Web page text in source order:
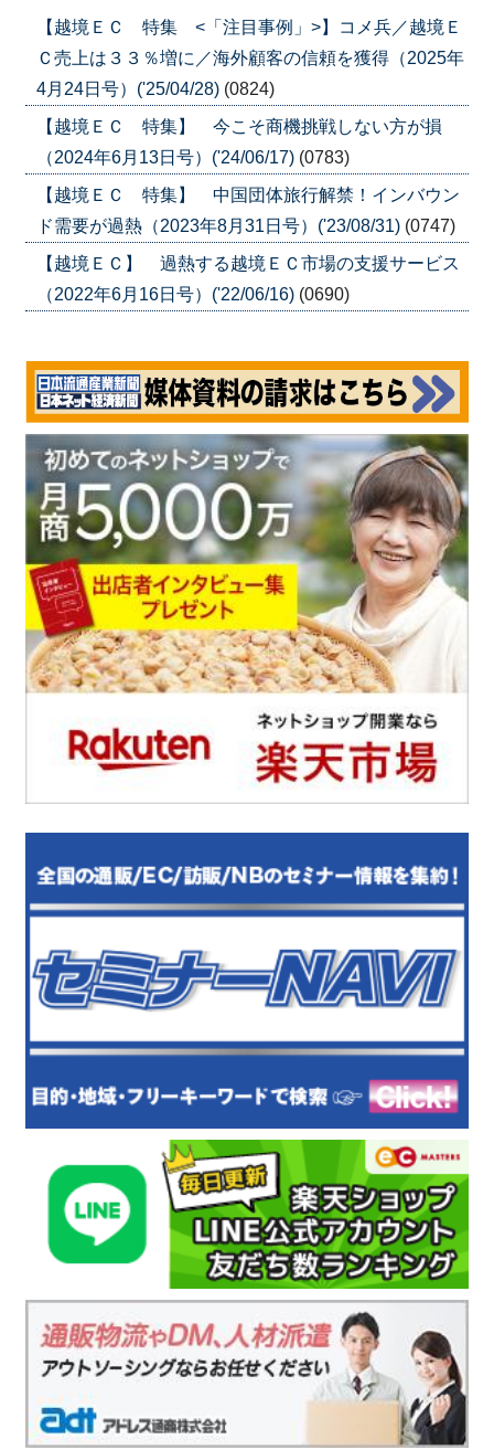
【越境ＥＣ 特集 <「注目事例」>】コメ兵／越境Ｅ
Ｃ売上は３３％増に／海外顧客の信頼を獲得（2025年
4月24日号）('25/04/28) (0824)
【越境ＥＣ 特集】 今こそ商機挑戦しない方が損
（2024年6月13日号）('24/06/17) (0783)
【越境ＥＣ 特集】 中国団体旅行解禁！インバウン
ド需要が過熱（2023年8月31日号）('23/08/31) (0747)
【越境ＥＣ】 過熱する越境ＥＣ市場の支援サービス
（2022年6月16日号）('22/06/16) (0690)